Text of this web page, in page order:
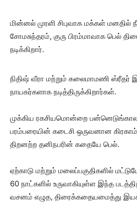
மின்னல் முரளி சிபுவாக மக்கள் மனதில்
சோமசுந்தரம், குரு பிரம்மாவாக பெல்
நடிக்கிறார்.
நிதிஷ் வீரா மற்றும் கலைமாமணி ஸ்ரீதர்
நாயகர்களாக நடித்திருக்கிறார்கள்.
முக்கிய ரகசியமொன்றை
பரம்பரையின் கடைசி ஒருவனான
திறனற்ற தனிநபரின் கதையே பெல்.
ஏற்காடு மற்றும் மலைப்பகுதிகளில்
60 நாட்களில் உருவாகியுள்ள இந்த
வசனம் எழுத, திரைக்கதையமைத்து